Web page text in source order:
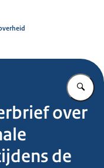
over
de